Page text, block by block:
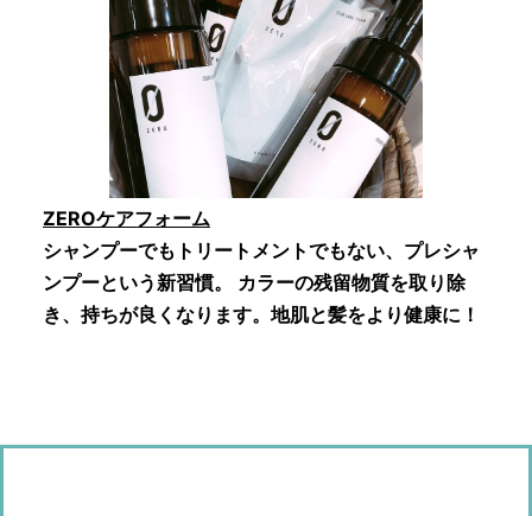
ZEROケアフォーム
シャンプーでもトリートメントでもない、プレシャ
ンプーという新習慣。 カラーの残留物質を取り除
き、持ちが良くなります。地肌と髪をより健康に！